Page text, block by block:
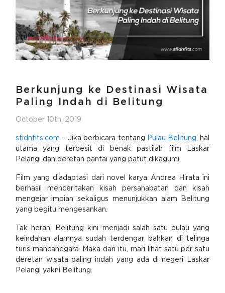
Berkunjung ke Destinasi Wisata
Paling Indah di Belitung
October 10th, 2019
sfidnfits.com – Jika berbicara tentang Pulau Belitung, hal
utama yang terbesit di benak pastilah film Laskar
Pelangi dan deretan pantai yang patut dikagumi.
Film yang diadaptasi dari novel karya Andrea Hirata ini
berhasil menceritakan kisah persahabatan dan kisah
mengejar impian sekaligus menunjukkan alam Belitung
yang begitu mengesankan.
Tak heran, Belitung kini menjadi salah satu pulau yang
keindahan alamnya sudah terdengar bahkan di telinga
turis mancanegara. Maka dari itu, mari lihat satu per satu
deretan wisata paling indah yang ada di negeri Laskar
Pelangi yakni Belitung.